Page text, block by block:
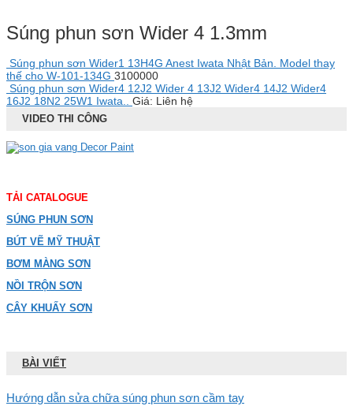
Súng phun sơn Wider 4 1.3mm
Súng phun sơn Wider1 13H4G Anest Iwata Nhật Bản. Model thay
thế cho W-101-134G 3100000
Súng phun sơn Wider4 12J2 Wider 4 13J2 Wider4 14J2 Wider4
16J2 18N2 25W1 Iwata.. Giá: Liên hệ
VIDEO THI CÔNG
TẢI CATALOGUE
SÚNG PHUN SƠN
BÚT VẼ MỸ THUẬT
BƠM MÀNG SƠN
NỒI TRỘN SƠN
CÂY KHUẤY SƠN
BÀI VIẾT
Hướng dẫn sửa chữa súng phun sơn cầm tay